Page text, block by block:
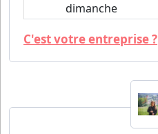
dimanche
C'est votre entreprise ?